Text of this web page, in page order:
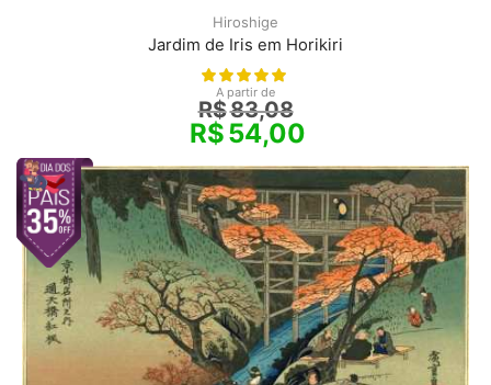
Hiroshige
Jardim de Iris em Horikiri
A partir de
R$83,08
R$54,00